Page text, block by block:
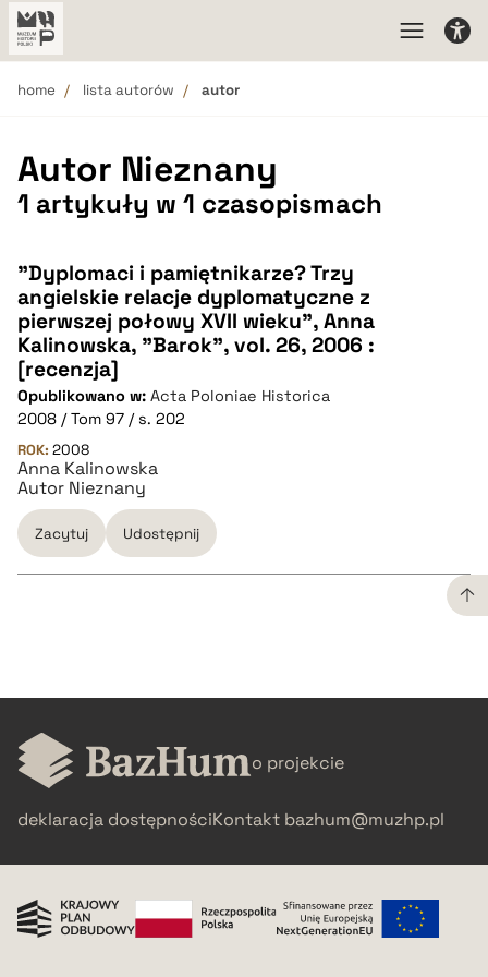
home lista autorów autor
Autor Nieznany
1 artykuły w 1 czasopismach
"Dyplomaci i pamiętnikarze? Trzy
angielskie relacje dyplomatyczne z
pierwszej połowy XVII wieku", Anna
Kalinowska, "Barok", vol. 26, 2006 :
[recenzja]
Opublikowano w: Acta Poloniae Historica
2008 / Tom 97 / s. 202
ROK: 2008
Anna Kalinowska
Autor Nieznany
Zacytuj Udostępnij
BIBTEX
pobierz cytat
o projekcie
deklaracja dostępnościKontakt bazhum@muzhp.pl